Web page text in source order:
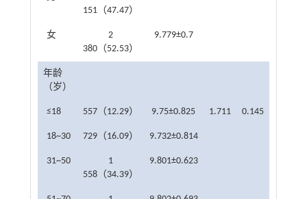
151（47.47）
女
2
380（52.53）
9.779±0.7
年龄
（岁）
≤18 557（12.29） 9.75±0.825 1.711 0.145
18~30 729（16.09） 9.732±0.814
31~50
1
558（34.39）
9.801±0.623